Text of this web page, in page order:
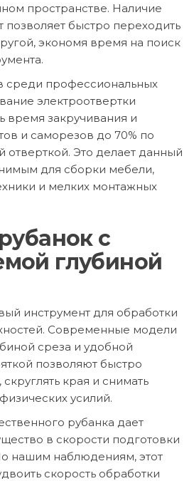
пространстве. Наличие
позволяет быстро переходить
экономя время на поиск
профессиональных
электроотвертки
время закручивания и
и саморезов до 70% по
отверткой. Это делает данный
для сборки мебели,
и мелких монтажных
с
глубиной
инструмент для обработки
Современные модели
среза и удобной
позволяют быстро
края и снимать
усилий.
рубанка дает
в скорости подготовки
нашим наблюдениям, этот
скорость обработки